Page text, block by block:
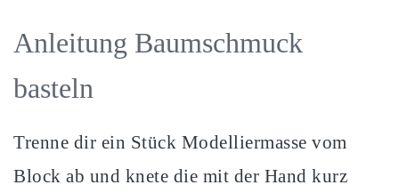
Anleitung Baumschmuck
basteln
Trenne dir ein Stück Modelliermasse vom
Block ab und knete die mit der Hand kurz